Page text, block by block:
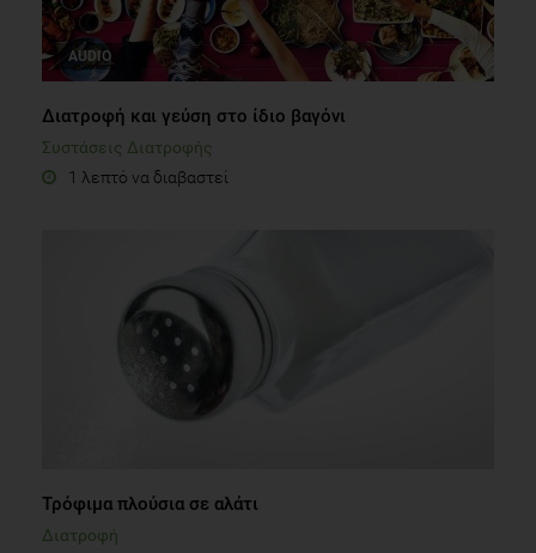
AUDIO
Διατροφή και γεύση στο ίδιο βαγόνι
Συστάσεις Διατροφής
1 λεπτό να διαβαστεί
Τρόφιμα πλούσια σε αλάτι
Διατροφή